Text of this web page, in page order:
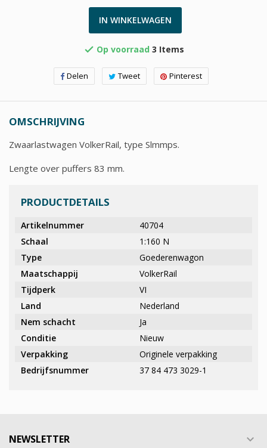
IN WINKELWAGEN
 Op voorraad 3 Items
Delen Tweet Pinterest
PRODUCTDETAILS
Artikelnummer
40704
Schaal
1:160 N
Type
Goederenwagon
Maatschappij
VolkerRail
Tijdperk
VI
Land
Nederland
Nem schacht
Ja
Conditie
Nieuw
Verpakking
Originele verpakking
Bedrijfsnummer
37 84 473 3029-1
OMSCHRIJVING
Zwaarlastwagen VolkerRail, type Slmmps.
Lengte over puffers 83 mm.
NEWSLETTER 